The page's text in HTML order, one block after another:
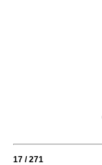
17 / 271